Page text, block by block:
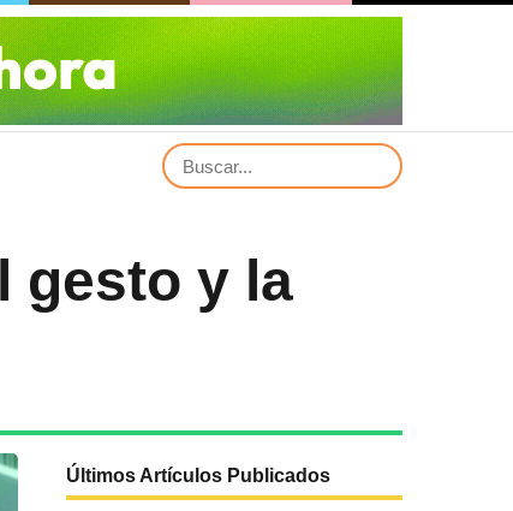
gesto y la
Últimos Artículos Publicados